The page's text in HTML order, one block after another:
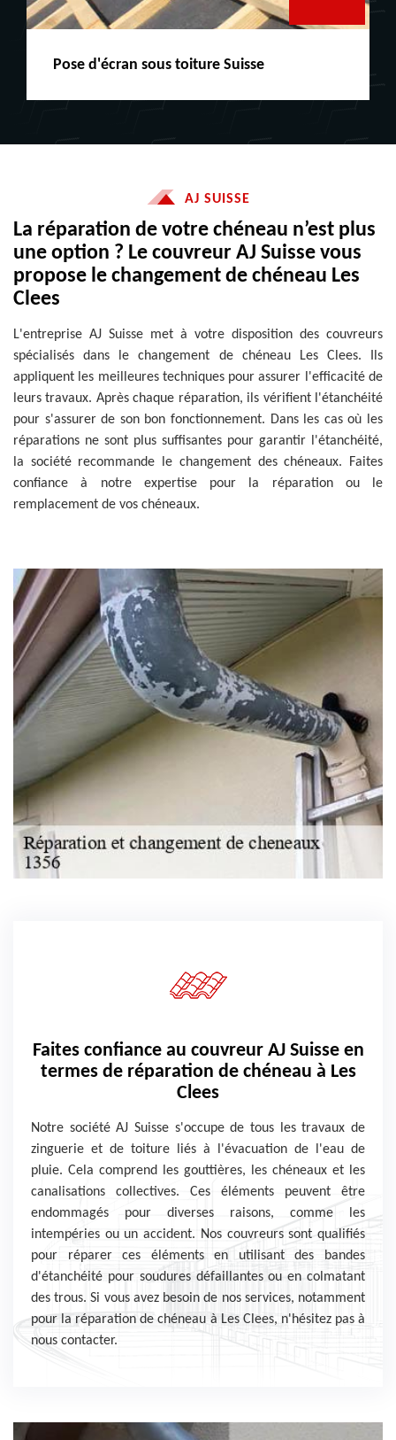
Peinture boiserie LE
AJ SUISSE
La réparation de votre chéneau n’est plus
une option ? Le couvreur AJ Suisse vous
propose le changement de chéneau Les
Clees
L'entreprise AJ Suisse met à votre disposition des couvreurs
spécialisés dans le changement de chéneau Les Clees. Ils
appliquent les meilleures techniques pour assurer l'efficacité de
leurs travaux. Après chaque réparation, ils vérifient l'étanchéité
pour s'assurer de son bon fonctionnement. Dans les cas où les
réparations ne sont plus suffisantes pour garantir l'étanchéité,
la société recommande le changement des chéneaux. Faites
confiance à notre expertise pour la réparation ou le
remplacement de vos chéneaux.
Faites confiance au couvreur AJ Suisse en
termes de réparation de chéneau à Les
Clees
Notre société AJ Suisse s'occupe de tous les travaux de
zinguerie et de toiture liés à l'évacuation de l'eau de
pluie. Cela comprend les gouttières, les chéneaux et les
canalisations collectives. Ces éléments peuvent être
endommagés pour diverses raisons, comme les
intempéries ou un accident. Nos couvreurs sont qualifiés
pour réparer ces éléments en utilisant des bandes
d'étanchéité pour soudures défaillantes ou en colmatant
des trous. Si vous avez besoin de nos services, notamment
pour la réparation de chéneau à Les Clees, n'hésitez pas à
nous contacter.